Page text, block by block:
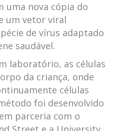
uma nova cópia do
um vetor viral
de vírus adaptado
saudável.
laboratório, as células
da criança, onde
células
foi desenvolvido
parceria com o